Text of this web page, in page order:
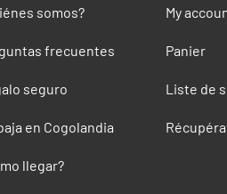
somos?
frecuentes
seguro
en Cogolandia
llegar?
My
Panier
Liste de